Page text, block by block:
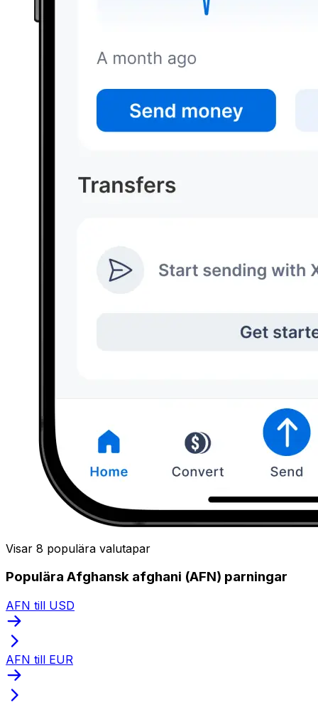
Visar 8 populära valutapar
Populära Afghansk afghani (AFN) parningar
AFN till USD
AFN till EUR